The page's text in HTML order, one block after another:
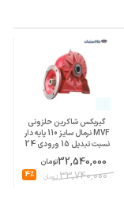
گیربکس شاکرین حلزونی
MVF نرمال سایز 110 پایه دار
نسبت تبدیل 15 ورودی 24
پوسته چدن
32,540,000تومان
33,740,000تومان 4%